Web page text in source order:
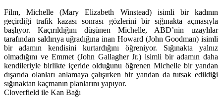
Film, Michelle (Mary Elizabeth Winstead) isimli bir kadının
geçirdiği trafik kazası sonrası gözlerini bir sığınakta açmasıyla
başlıyor. Kaçırıldığını düşünen Michelle, ABD’nin uzaylılar
tarafından saldırıya uğradığına inan Howard (John Goodman) isimli
bir adamın kendisini kurtardığını öğreniyor. Sığınakta yalnız
olmadığını ve Emmet (John Gallagher Jr.) isimli bir adamın daha
kendileriyle birlikte içeride olduğunu öğrenen Michelle bir yandan
dışarıda olanları anlamaya çalışırken bir yandan da tutsak edildiği
sığınaktan kaçmanın planlarını yapıyor.
Cloverfield ile Kan Bağı